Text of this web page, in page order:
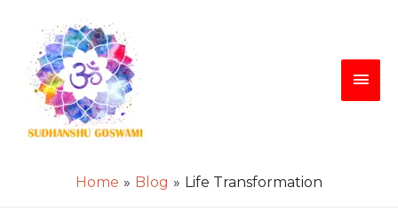
content
Home Blog Life Transformation